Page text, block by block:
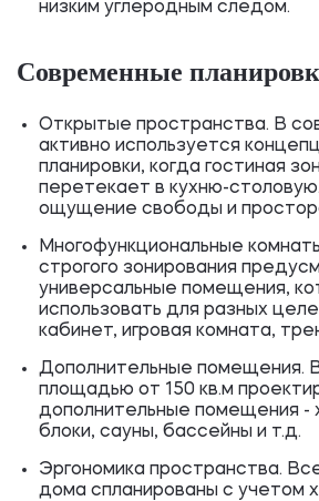
низким углеродным следом.
Современные
Открытые пространства. В
активно используется
планировки, когда гостиная
перетекает в кухню-
ощущение свободы и
Многофункциональные
строгого зонирования
универсальные помещения,
использовать для разных
кабинет, игровая комната,
Дополнительные помещения.
площадью от 150 кв.м
дополнительные помещения -
блоки, сауны, бассейны и т.д.
Эргономика пространства.
дома спланированы с учетом